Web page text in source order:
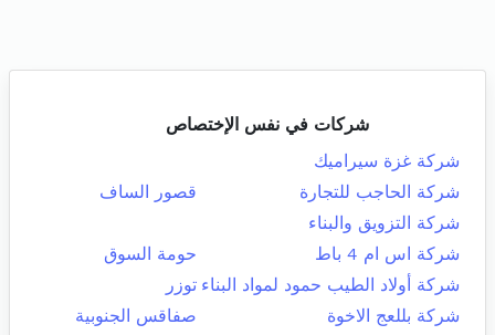
شركات في نفس الإختصاص
شركة غزة سيراميك
شركة الحاجب للتجارة
قصور الساف
شركة التزويق والبناء
شركة اس ام 4 باط
حومة السوق
شركة أولاد الطيب حمود لمواد البناء توزر
شركة بللعج الاخوة
صفاقس الجنوبية